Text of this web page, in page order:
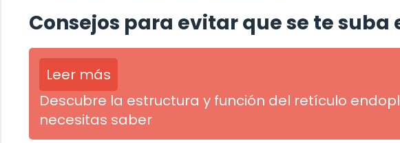
Consejos para evitar que se te suba
Leer más
Descubre la estructura y función del retículo
necesitas saber